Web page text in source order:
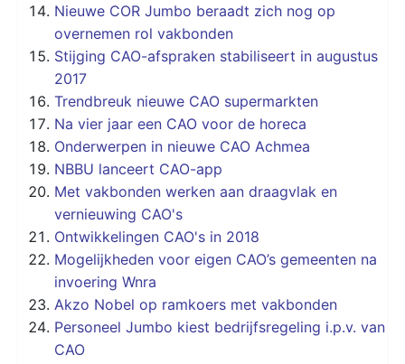
Nieuwe COR Jumbo beraadt zich nog op
overnemen rol vakbonden
Stijging CAO-afspraken stabiliseert in augustus
2017
Trendbreuk nieuwe CAO supermarkten
Na vier jaar een CAO voor de horeca
Onderwerpen in nieuwe CAO Achmea
NBBU lanceert CAO-app
Met vakbonden werken aan draagvlak en
vernieuwing CAO's
Ontwikkelingen CAO's in 2018
Mogelijkheden voor eigen CAO’s gemeenten na
invoering Wnra
Akzo Nobel op ramkoers met vakbonden
Personeel Jumbo kiest bedrijfsregeling i.p.v. van
CAO